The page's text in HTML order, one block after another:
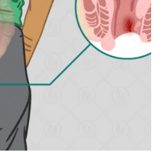
prije, nego počinjete
vraća sebi i vašoj